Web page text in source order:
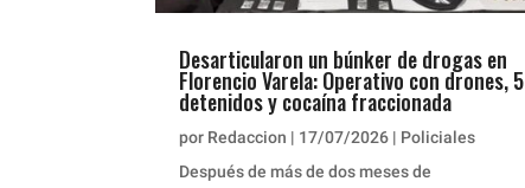
Desarticularon un búnker de drogas en
Florencio Varela: Operativo con drones, 5
detenidos y cocaína fraccionada
por Redaccion | 17/07/2026 | Policiales
Después de más de dos meses de